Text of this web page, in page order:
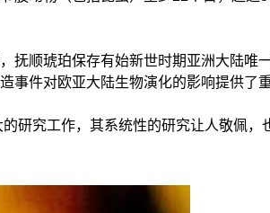
顺琥珀保存有始新世时期亚洲大陆唯
件对欧亚大陆生物演化的影响提供了重
研究工作，其系统性的研究让人敬佩，